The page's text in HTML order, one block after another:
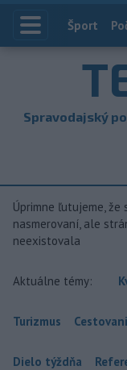
Index
Šport
Spravodajský
Úprimne ľutujeme,
nasmerovaní, ale
neexistovala
Aktuálne témy:
Turizmus
Dielo týždňa